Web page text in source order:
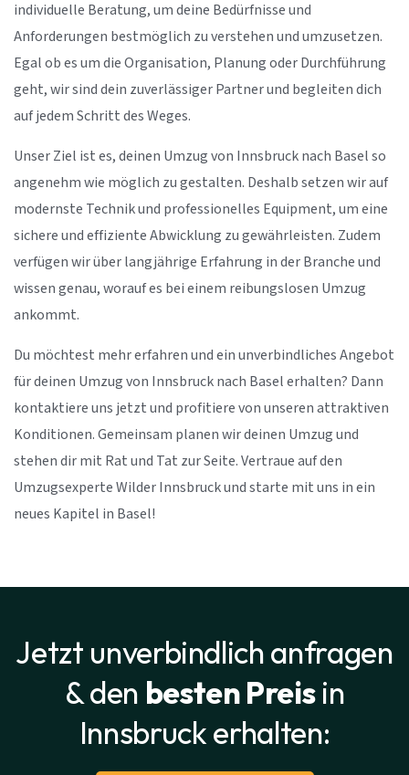
individuelle Beratung, um deine Bedürfnisse und
Anforderungen bestmöglich zu verstehen und umzusetzen.
Egal ob es um die Organisation, Planung oder Durchführung
geht, wir sind dein zuverlässiger Partner und begleiten dich
auf jedem Schritt des Weges.
Unser Ziel ist es, deinen Umzug von Innsbruck nach Basel so
angenehm wie möglich zu gestalten. Deshalb setzen wir auf
modernste Technik und professionelles Equipment, um eine
sichere und effiziente Abwicklung zu gewährleisten. Zudem
verfügen wir über langjährige Erfahrung in der Branche und
wissen genau, worauf es bei einem reibungslosen Umzug
ankommt.
Du möchtest mehr erfahren und ein unverbindliches Angebot
für deinen Umzug von Innsbruck nach Basel erhalten? Dann
kontaktiere uns jetzt und profitiere von unseren attraktiven
Konditionen. Gemeinsam planen wir deinen Umzug und
stehen dir mit Rat und Tat zur Seite. Vertraue auf den
Umzugsexperte Wilder Innsbruck und starte mit uns in ein
neues Kapitel in Basel!
Jetzt unverbindlich anfragen
& den besten Preisin
Innsbruck erhalten: